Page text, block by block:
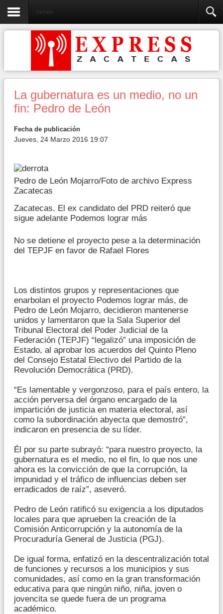
Partidos
La gubernatura es un medio, no un
fin: Pedro de León
Fecha de publicación
Jueves, 24 Marzo 2016 19:07
Pedro de León Mojarro/Foto de archivo Express
Zacatecas
Zacatecas. El ex candidato del PRD reiteró que
sigue adelante Podemos lograr más
No se detiene el proyecto pese a la determinación
del TEPJF en favor de Rafael Flores
Los distintos grupos y representaciones que
enarbolan el proyecto Podemos lograr más, de
Pedro de León Mojarro, decidieron mantenerse
unidos y lamentaron que la Sala Superior del
Tribunal Electoral del Poder Judicial de la
Federación (TEPJF) “legalizó” una imposición de
Estado, al aprobar los acuerdos del Quinto Pleno
del Consejo Estatal Electivo del Partido de la
Revolución Democrática (PRD).
“Es lamentable y vergonzoso, para el país entero, la
acción perversa del órgano encargado de la
impartición de justicia en materia electoral, así
como la subordinación abyecta que demostró”,
indicaron en presencia de su líder.
Él por su parte subrayó: “para nuestro proyecto, la
gubernatura es el medio, no el fin, lo que nos une
ahora es la convicción de que la corrupción, la
impunidad y el tráfico de influencias deben ser
erradicados de raíz”, aseveró.
Pedro de León ratificó su exigencia a los diputados
locales para que aprueben la creación de la
Comisión Anticorrupción y la autonomía de la
Procuraduría General de Justicia (PGJ).
De igual forma, enfatizó en la descentralización total
de funciones y recursos a los municipios y sus
comunidades, así como en la gran transformación
educativa para que ningún niño, niña, joven o
jovencita se quede fuera de un programa
académico.